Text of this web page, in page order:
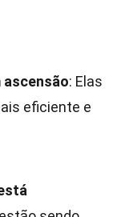
: Elas
eficiente e